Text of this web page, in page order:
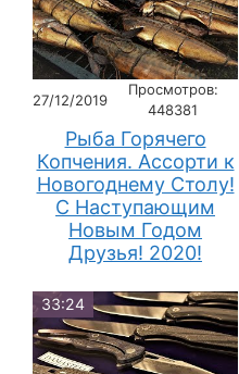
27/12/2019
Просмотров:
448381
Рыба Горячего
Копчения. Ассорти к
Новогоднему Столу!
С Наступающим
Новым Годом
Друзья! 2020!
33:24